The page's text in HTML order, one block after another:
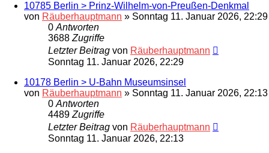
10785 Berlin > Prinz-Wilhelm-von-Preußen-Denkmal
von Räuberhauptmann » Sonntag 11. Januar 2026, 22:29
0 Antworten
3688 Zugriffe
Letzter Beitrag von Räuberhauptmann
Sonntag 11. Januar 2026, 22:29
10178 Berlin > U-Bahn Museumsinsel
von Räuberhauptmann » Sonntag 11. Januar 2026, 22:13
0 Antworten
4489 Zugriffe
Letzter Beitrag von Räuberhauptmann
Sonntag 11. Januar 2026, 22:13